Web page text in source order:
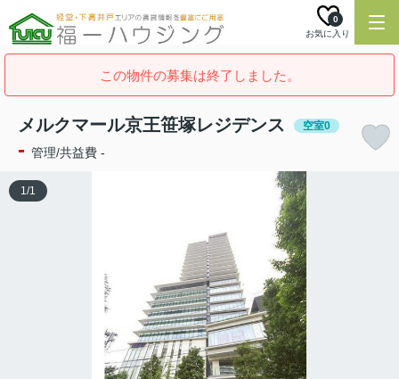
お気に入り
0
この物件の募集は終了しました。
メルクマール京王笹塚レジデンス 空室0
- 管理/共益費 -
1/1